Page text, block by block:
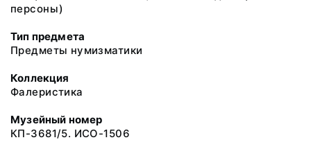
персоны)
Тип предмета
Предметы нумизматики
Коллекция
Фалеристика
Музейный номер
КП-3681/5. ИСО-1506